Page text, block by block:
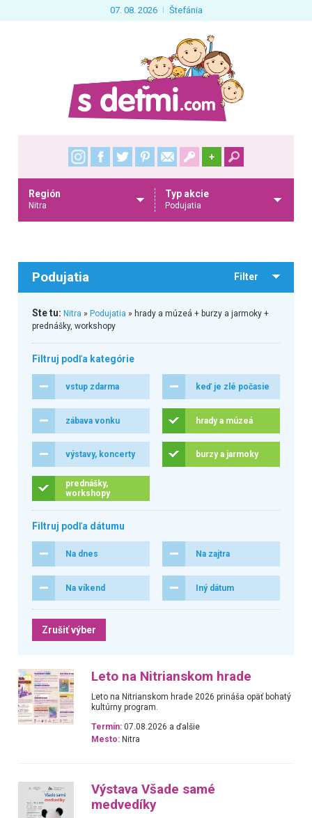
07. 08. 2026 Štefánia
+
Región
Nitra
Typ akcie
Podujatia
Podujatia Filter
Ste tu: Nitra » Podujatia » hrady a múzeá + burzy a jarmoky +
prednášky, workshopy
Filtruj podľa kategórie
vstup zdarma keď je zlé počasie
zábava vonku hrady a múzeá
výstavy, koncerty burzy a jarmoky
prednášky,
workshopy
Filtruj podľa dátumu
Na dnes Na zajtra
Na víkend Iný dátum
Zrušiť výber
Leto na Nitrianskom hrade
Leto na Nitrianskom hrade 2026 prináša opäť bohatý
kultúrny program.
Termín: 07.08.2026 a ďalšie
Mesto: Nitra
Výstava Všade samé
medvedíky